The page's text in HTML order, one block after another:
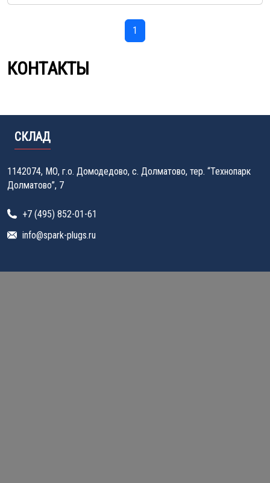
1
КОНТАКТЫ
СКЛАД
1142074, МО, г.о. Домодедово, с. Долматово, тер. “Технопарк
Долматово”, 7
+7 (495) 852-01-61
info@spark-plugs.ru